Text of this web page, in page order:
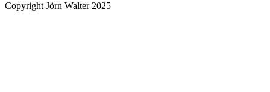
Copyright Jörn Walter 2025